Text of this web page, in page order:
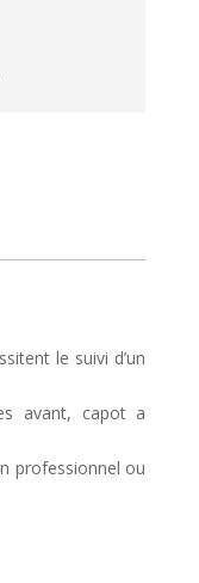
le suivi d’un
avant, capot a
professionnel ou